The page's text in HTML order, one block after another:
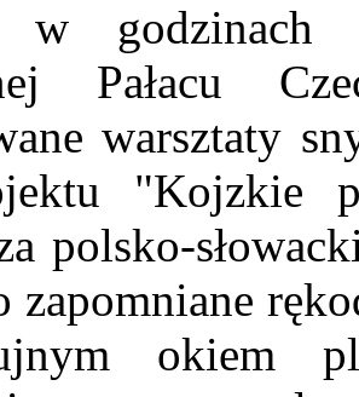
w godzinach
Pałacu
warsztaty
"Kojzkie
polsko-
zapomniane
okiem